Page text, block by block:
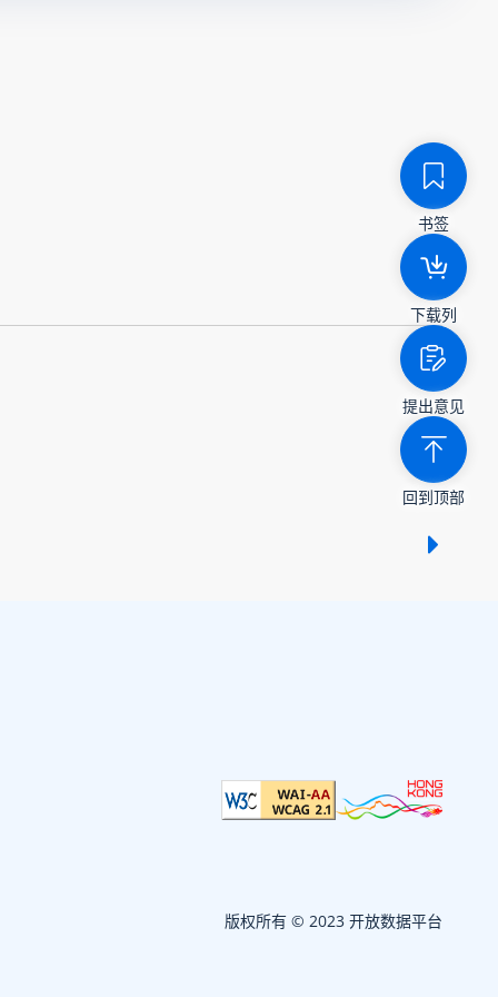
书签
下载列
提出意见
回到顶部
版权所有 © 2023 开放数据平台